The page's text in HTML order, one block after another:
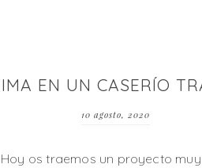
EN UN CASERÍO
10 agosto, 2020
Hoy os traemos un proyecto